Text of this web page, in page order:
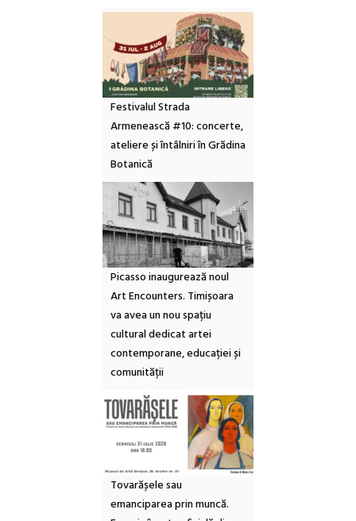
Festivalul Strada
Armenească #10: concerte,
ateliere și întâlniri în Grădina
Botanică
Picasso inaugurează noul
Art Encounters. Timișoara
va avea un nou spațiu
cultural dedicat artei
contemporane, educației și
comunității
Tovarășele sau
emanciparea prin muncă.